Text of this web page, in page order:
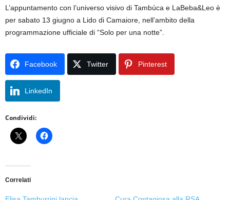
L’appuntamento con l’universo visivo di Tambúca e LaBeba&Leo è
per sabato 13 giugno a Lido di Camaiore, nell’ambito della
programmazione ufficiale di “Solo per una notte”.
Facebook Twitter Pinterest
LinkedIn
Condividi:
Correlati